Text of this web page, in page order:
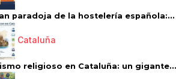
paradoja de la hostelería española:...
Cataluña
religioso en Cataluña: un gigante...